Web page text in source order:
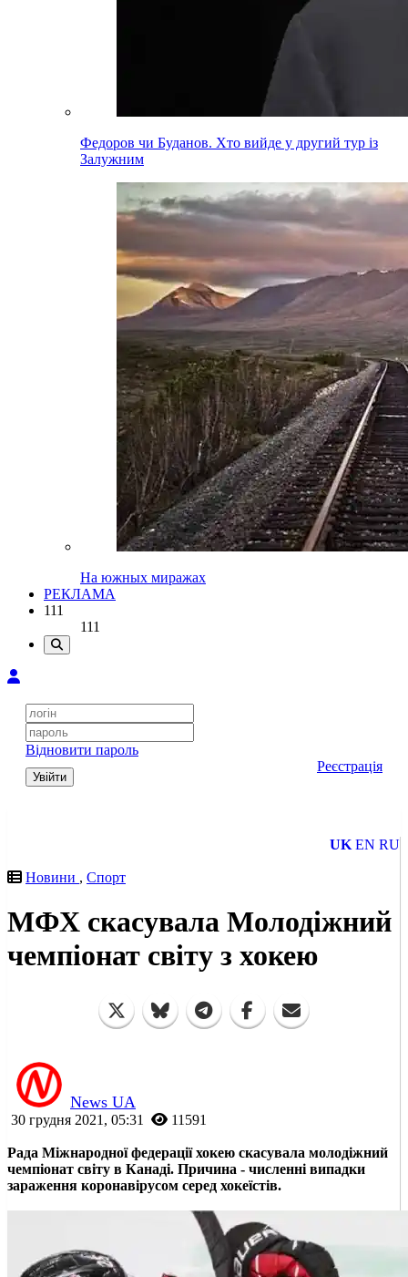
Федоров чи Буданов. Хто вийде у другий тур із
Залужним
На южных миражах
РЕКЛАМА
111
111
Відновити пароль
Увійти
Реєстрація
UK EN RU
Новини , Спорт
МФХ скасувала Молодіжний
чемпіонат світу з хокею
News UA
30 грудня 2021, 05:31 11591
Рада Міжнародної федерації хокею скасувала молодіжний
чемпіонат світу в Канаді. Причина - численні випадки
зараження коронавірусом серед хокеїстів.